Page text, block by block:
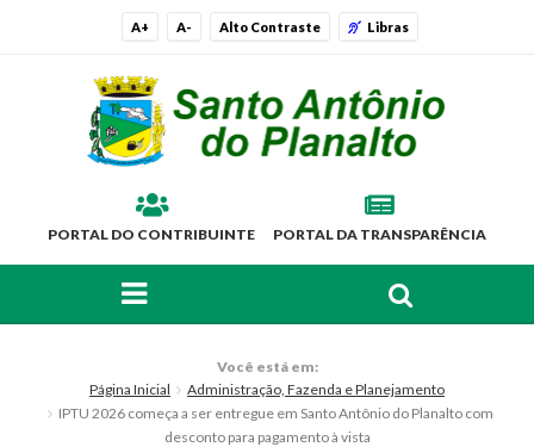
A+ A- Alto Contraste Libras
PORTAL DO CONTRIBUINTE PORTAL DA TRANSPARÊNCIA
Histórico
Você está em:
Página Inicial
Administração, Fazenda e Planejamento
IPTU 2026 começa a ser entregue em Santo Antônio do Planalto com
desconto para pagamento à vista